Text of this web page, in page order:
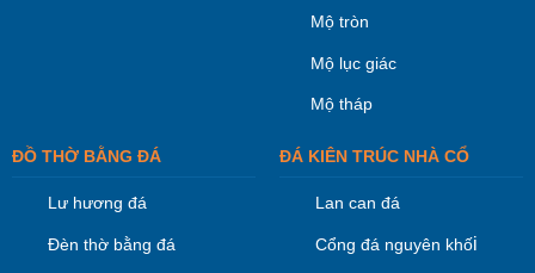
Mộ tròn
Mộ lục giác
Mộ tháp
ĐỒ THỜ BẰNG ĐÁ
Lư hương đá
Đèn thờ bằng đá
ĐÁ KIÊN TRÚC NHÀ CỔ
Lan can đá
Cổng đá nguyên khối